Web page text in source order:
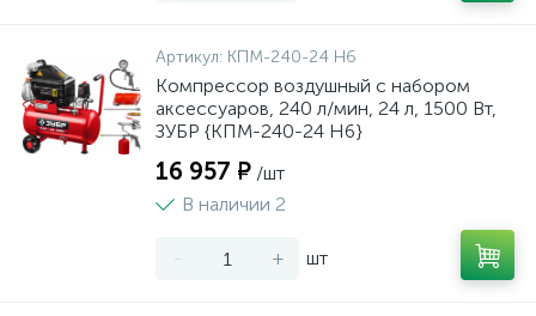
Артикул: КПМ-240-24 Н6
Компрессор воздушный с набором
аксессуаров, 240 л/мин, 24 л, 1500 Вт,
ЗУБР {КПМ-240-24 Н6}
16 957 ₽ /шт
В наличии 2
- + шт